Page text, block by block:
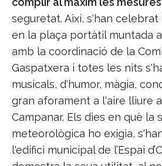
seguretat. Així, s'han
en la plaça portàtil muntada
amb la coordinació de la
Gaspatxera i totes les nits
musicals, d'humor, màgia,
gran aforament a l'aire lliure
Campanar. Els dies en què la
meteorològica ho exigia,
l'edifici municipal de l’Espai